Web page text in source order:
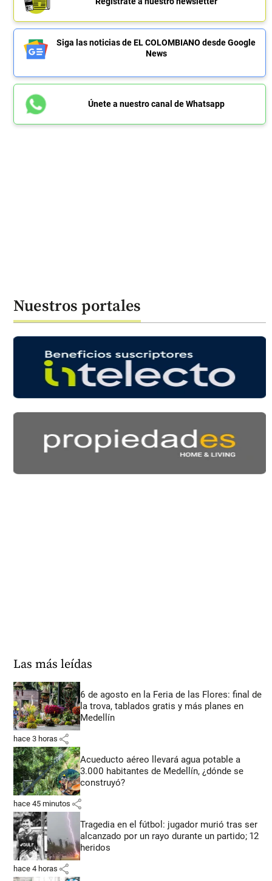
Siga las noticias de EL COLOMBIANO desde Google
News
Únete a nuestro canal de Whatsapp
Nuestros portales
Las más leídas
6 de agosto en la Feria de las Flores: final de
la trova, tablados gratis y más planes en
Medellín
hace 3 horas share
Acueducto aéreo llevará agua potable a
3.000 habitantes de Medellín, ¿dónde se
construyó?
hace 45 minutos share
Tragedia en el fútbol: jugador murió tras ser
alcanzado por un rayo durante un partido; 12
heridos
hace 4 horas share